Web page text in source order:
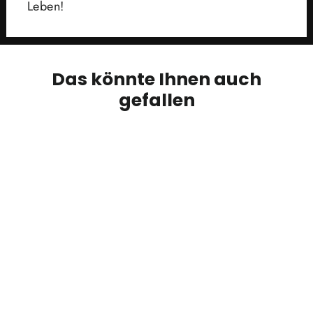
Leben!
Das könnte Ihnen auch
gefallen